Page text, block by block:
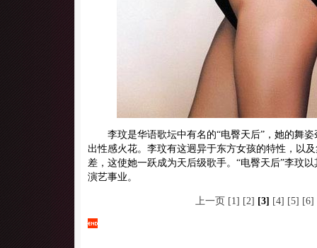
李玟是华语歌坛中有名的“电臀天后”，她的舞姿
出性感火花。李玟有这迥异于东方女孩的特性，以
差，这使她一跃成为天后级歌手。“电臀天后”李玟
演艺事业。
上一页 [1] [2] [3] [4] [5] [6]